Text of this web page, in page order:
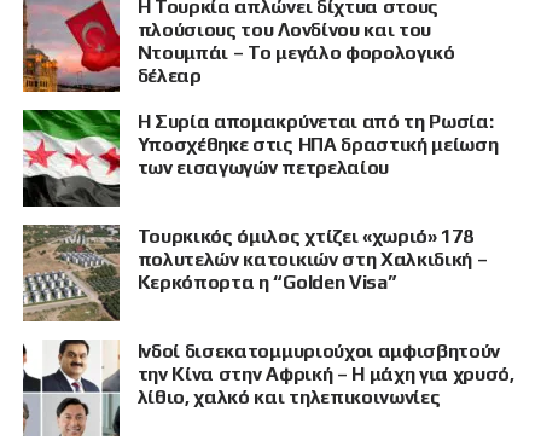
Η Τουρκία απλώνει δίχτυα στους
πλούσιους του Λονδίνου και του
Ντουμπάι – Το μεγάλο φορολογικό
δέλεαρ
Η Συρία απομακρύνεται από τη Ρωσία:
Υποσχέθηκε στις ΗΠΑ δραστική μείωση
των εισαγωγών πετρελαίου
Τουρκικός όμιλος χτίζει «χωριό» 178
πολυτελών κατοικιών στη Χαλκιδική –
Κερκόπορτα η “Golden Visa”
Ινδοί δισεκατομμυριούχοι αμφισβητούν
την Κίνα στην Αφρική – Η μάχη για χρυσό,
λίθιο, χαλκό και τηλεπικοινωνίες